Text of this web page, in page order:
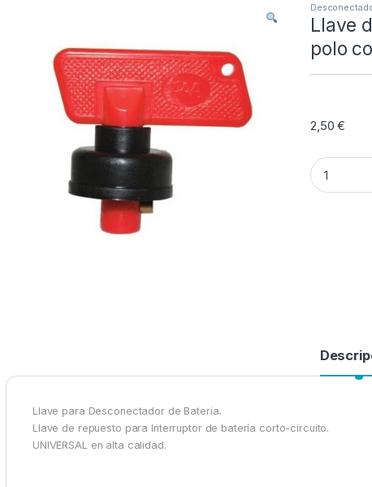
Llave
polo
2,50€
Llave de
Llave para Desconectador de Bateria.
Llave de repuesto para Interruptor de batería corto-circuito.
UNIVERSAL en alta calidad.